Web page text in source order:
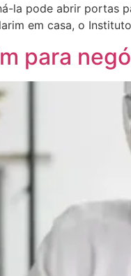
la pode abrir portas
em casa, o
para